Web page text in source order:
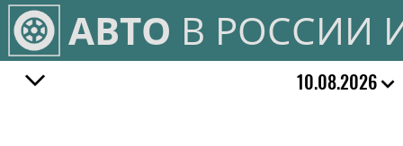
АВТО В РОССИИ
10.08.2026